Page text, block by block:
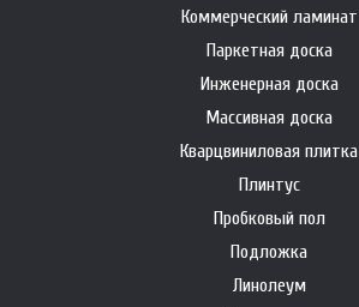
Коммерческий ламинат
Паркетная доска
Инженерная доска
Массивная доска
Кварцвиниловая плитка
Плинтус
Пробковый пол
Подложка
Линолеум